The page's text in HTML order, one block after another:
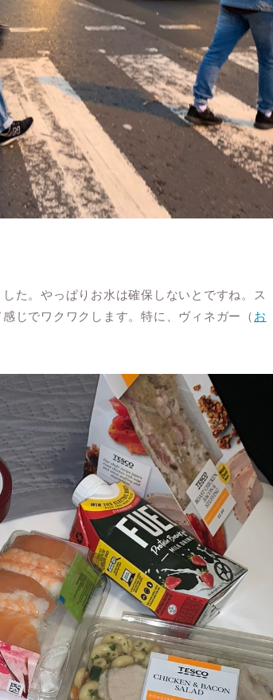
た。やっぱりお水は確保しないとですね。ス
じでワクワクします。特に、ヴィネガー（ お